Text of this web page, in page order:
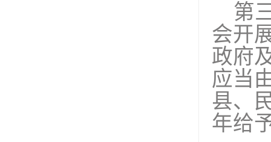
第
会开
政府
应当
县、
年给